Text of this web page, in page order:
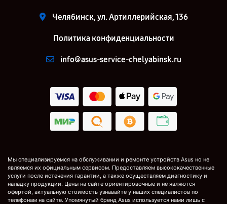
Челябинск, ул. Артиллерийская, 136
Политика конфиденциальности
info@asus-service-chelyabinsk.ru
Мы специализируемся на обслуживании и ремонте устройств Asus но не
являемся их официальным сервисом. Предоставляем высококачественные
услуги после истечения гарантии, а также осуществляем диагностику и
наладку продукции. Цены на сайте ориентировочные и не являются
офертой, актуальную стоимость узнавайте у наших специалистов по
телефонам на сайте. Упомянутый бренд Asus используется нами лишь с